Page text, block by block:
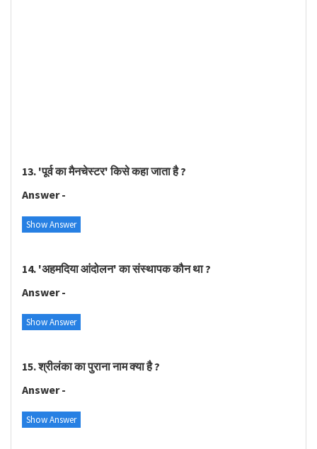
13. 'पूर्व का मैनचेस्टर' किसे कहा जाता है ?
Answer -
Show Answer
14. 'अहमदिया आंदोलन' का संस्थापक कौन था ?
Answer -
Show Answer
15. श्रीलंका का पुराना नाम क्‍या है ?
Answer -
Show Answer